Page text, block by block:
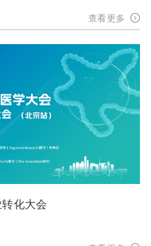
查看更多
化大会